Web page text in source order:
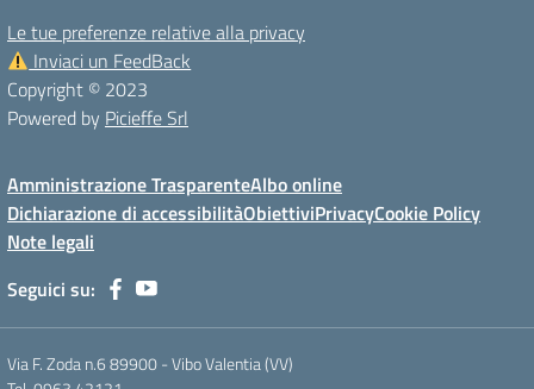
Le tue preferenze relative alla privacy
Inviaci un FeedBack
Copyright © 2023
Powered by Picieffe Srl
Amministrazione TrasparenteAlbo online
Dichiarazione di accessibilitàObiettiviPrivacyCookie Policy
Note legali
Seguici su:
Via F. Zoda n.6 89900 - Vibo Valentia (VV)